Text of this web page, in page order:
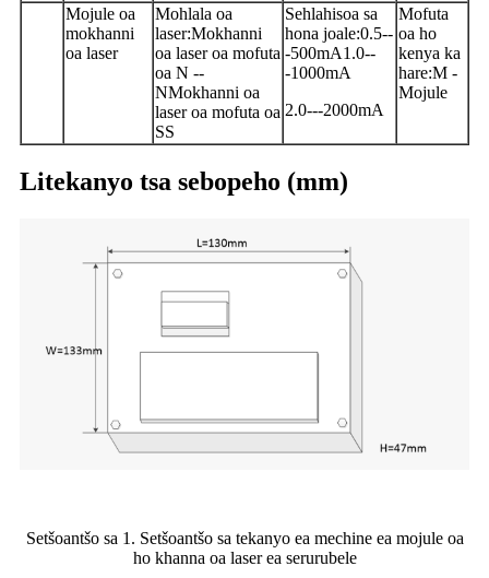
Mojule oa
mokhanni
oa laser
Mohlala oa
laser:Mokhanni
oa laser oa mofuta
oa N --
NMokhanni oa
laser oa mofuta oa
SS
Sehlahisoa sa
hona joale:0.5--
-500mA1.0--
-1000mA
2.0---2000mA
Mofuta
oa ho
kenya ka
hare:M -
Mojule
Litekanyo tsa sebopeho (mm)
Setšoantšo sa 1. Setšoantšo sa tekanyo ea mechine ea mojule oa
ho khanna oa laser ea serurubele